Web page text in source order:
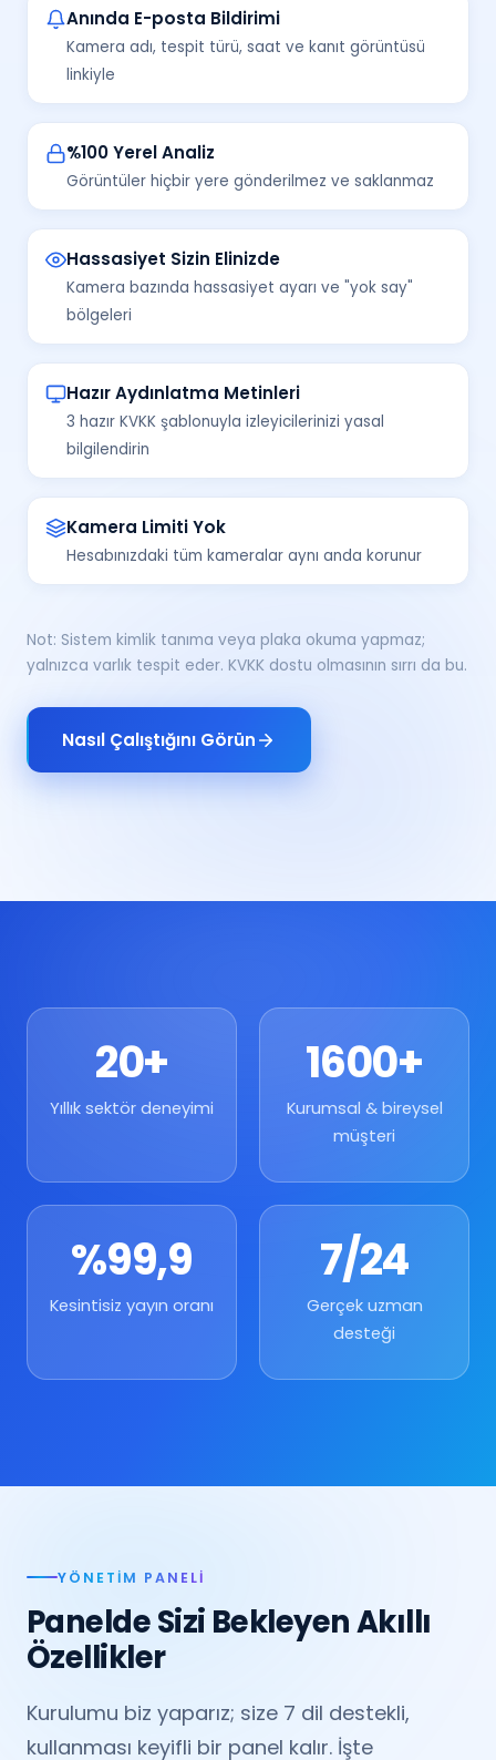
Anında E-posta Bildirimi
Kamera adı, tespit türü, saat ve kanıt görüntüsü
linkiyle
%100 Yerel Analiz
Görüntüler hiçbir yere gönderilmez ve saklanmaz
Hassasiyet Sizin Elinizde
Kamera bazında hassasiyet ayarı ve "yok say"
bölgeleri
Hazır Aydınlatma Metinleri
3 hazır KVKK şablonuyla izleyicilerinizi yasal
bilgilendirin
Kamera Limiti Yok
Hesabınızdaki tüm kameralar aynı anda korunur
Not: Sistem kimlik tanıma veya plaka okuma yapmaz;
yalnızca varlık tespit eder. KVKK dostu olmasının sırrı da bu.
Nasıl Çalıştığını Görün
Kamera yayından alındı
20+
Yıllık sektör deneyimi
1600+
Kurumsal & bireysel
müşteri
%99,9
Kesintisiz yayın oranı
7/24
Gerçek uzman
desteği
YÖNETIM PANELI
Panelde Sizi Bekleyen Akıllı
Özellikler
Kurulumu biz yaparız; size 7 dil destekli,
kullanması keyifli bir panel kalır. İşte